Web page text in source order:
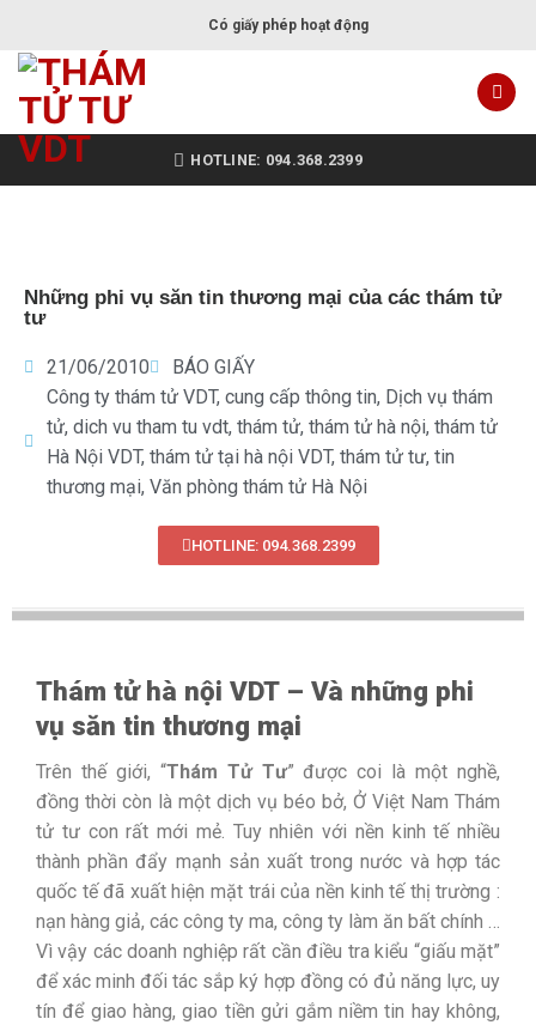
Có giấy phép hoạt động
HOTLINE: 094.368.2399
Những phi vụ săn tin thương mại của các thám tử
tư
21/06/2010
BÁO GIẤY
Công ty thám tử VDT, cung cấp thông tin, Dịch vụ thám
tử, dich vu tham tu vdt, thám tử, thám tử hà nội, thám tử
Hà Nội VDT, thám tử tại hà nội VDT, thám tử tư, tin
thương mại, Văn phòng thám tử Hà Nội
HOTLINE: 094.368.2399
Thám tử hà nội VDT – Và những phi
vụ săn tin thương mại
Trên thế giới, “Thám Tử Tư” được coi là một nghề,
đồng thời còn là một dịch vụ béo bở, Ở Việt Nam Thám
tử tư con rất mới mẻ. Tuy nhiên với nền kinh tế nhiều
thành phần đẩy mạnh sản xuất trong nước và hợp tác
quốc tế đã xuất hiện mặt trái của nền kinh tế thị trường :
nạn hàng giả, các công ty ma, công ty làm ăn bất chính …
Vì vậy các doanh nghiệp rất cần điều tra kiểu “giấu mặt”
để xác minh đối tác sắp ký hợp đồng có đủ năng lực, uy
tín để giao hàng, giao tiền gửi gắm niềm tin hay không,